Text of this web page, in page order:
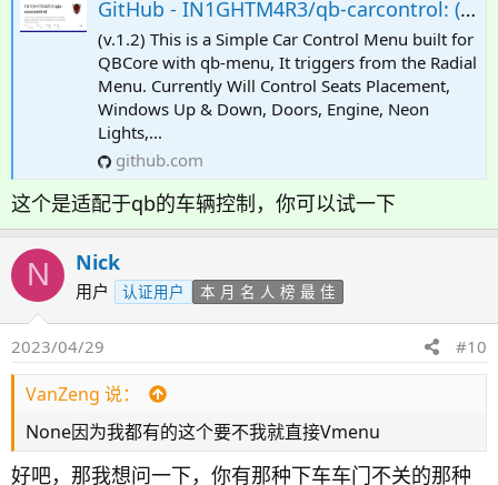
GitHub - IN1GHTM4R3/qb-carcontrol: (v.1.2) This is a Simple Car Control Menu built for QBCore with qb-menu, It triggers from the Radial Menu. Currently Will Control Seats Placement, Windows Up & Down, Doors, Engine, Neon Lights, Car Liveries, & Vehic
(v.1.2) This is a Simple Car Control Menu built for
QBCore with qb-menu, It triggers from the Radial
Menu. Currently Will Control Seats Placement,
Windows Up & Down, Doors, Engine, Neon
Lights,...
github.com
这个是适配于qb的车辆控制，你可以试一下
N Nick
用户 认证用户 本 月 名 人 榜 最 佳
2023/04/29 #10
VanZeng 说：
None因为我都有的这个要不我就直接Vmenu
好吧，那我想问一下，你有那种下车车门不关的那种